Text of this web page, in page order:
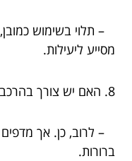
מסייע ליעילות.
8. האם יש צורך בהרכבה?
– לרוב, כן. אך
ברורות.